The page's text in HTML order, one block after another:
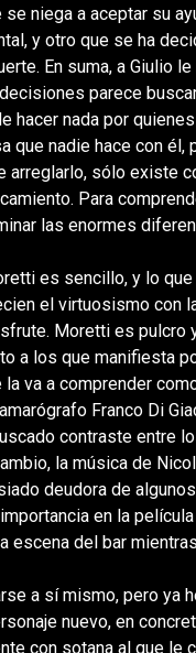
niega a aceptar su
y otro que se ha
En suma, a Giulio
parece
hacer nada por
que nadie hace con él,
arreglarlo, sólo existe
Para
las enormes
es sencillo, y lo
el virtuosismo con
Moretti es pulcro
a los que manifiesta
va a comprender
Franco Di
contraste entre
la música de
deudora de
en la
escena del bar
a sí mismo, pero ya
nuevo, en
con sotana al que